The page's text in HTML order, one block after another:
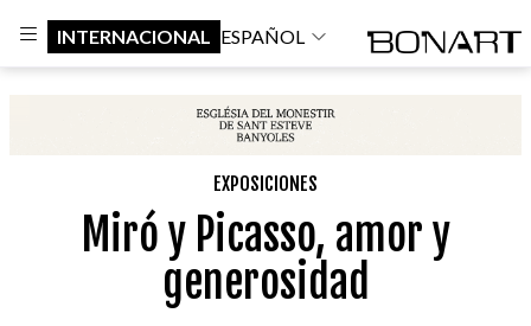
INTERNACIONAL ESPAÑOL
EXPOSICIONES
Miró y Picasso, amor y
generosidad